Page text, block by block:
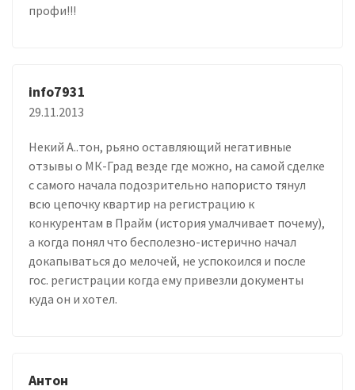
профи!!!
info7931
29.11.2013
Некий А..тон, рьяно оставляющий негативные
отзывы о МК-Град везде где можно, на самой сделке
с самого начала подозрительно напористо тянул
всю цепочку квартир на регистрацию к
конкурентам в Прайм (история умалчивает почему),
а когда понял что бесполезно-истерично начал
докапываться до мелочей, не успокоился и после
гос. регистрации когда ему привезли документы
куда он и хотел.
Антон